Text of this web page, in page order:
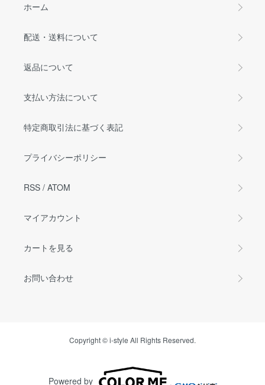
ホーム
配送・送料について
返品について
支払い方法について
特定商取引法に基づく表記
プライバシーポリシー
RSS / ATOM
マイアカウント
カートを見る
お問い合わせ
Copyright © i-style All Rights Reserved.
Powered by